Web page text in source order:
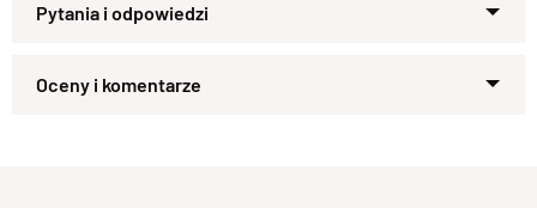
wykonane na wymiar z drewna litego palisandru. Nasze
pojemnymi szufladami, zapewniającymi wygodne
Zapytaj o produkt